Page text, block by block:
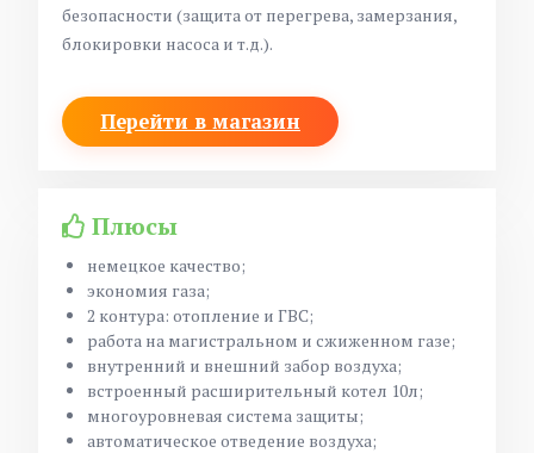
безопасности (защита от перегрева, замерзания,
блокировки насоса и т.д.).
Перейти в магазин
Плюсы
немецкое качество;
экономия газа;
2 контура: отопление и ГВС;
работа на магистральном и сжиженном газе;
внутренний и внешний забор воздуха;
встроенный расширительный котел 10л;
многоуровневая система защиты;
автоматическое отведение воздуха;